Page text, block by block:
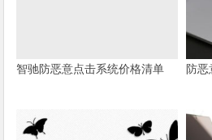
智驰防恶意点击系统价格清单 防恶